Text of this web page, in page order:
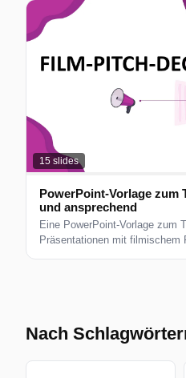
15 slides
PowerPoint-Vorlage zum
und ansprechend
Eine PowerPoint-Vorlage zum
Präsentationen mit filmischem
Nach